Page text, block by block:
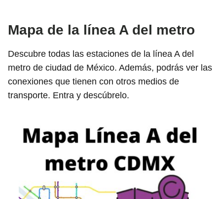
Mapa de la línea A del metro
Descubre todas las estaciones de la línea A del
metro de ciudad de México. Además, podrás ver las
conexiones que tienen con otros medios de
transporte. Entra y descúbrelo.